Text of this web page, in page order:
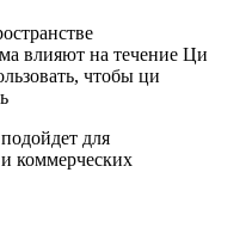
влияют на течение Ци
чтобы ци
для
коммерческих